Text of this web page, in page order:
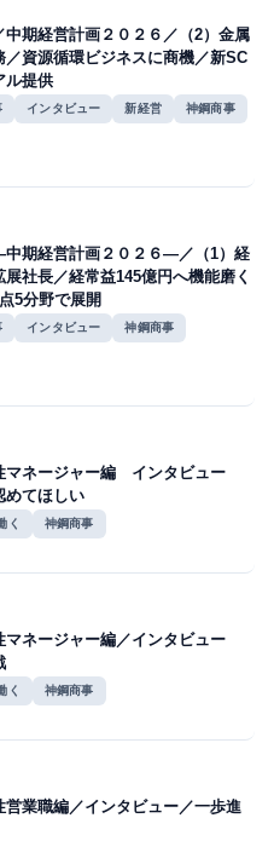
期経営計画２０２６／（2）金属
資源循環ビジネスに商機／新SC
提供
インタビュー 新経営 神鋼商事
期経営計画２０２６―／（1）経
社長／経常益145億円へ機能磨く
5分野で展開
インタビュー 神鋼商事
ネージャー編 インタビュー
めてほしい
く 神鋼商事
ネージャー編／インタビュー
く 神鋼商事
業職編／インタビュー／一歩進